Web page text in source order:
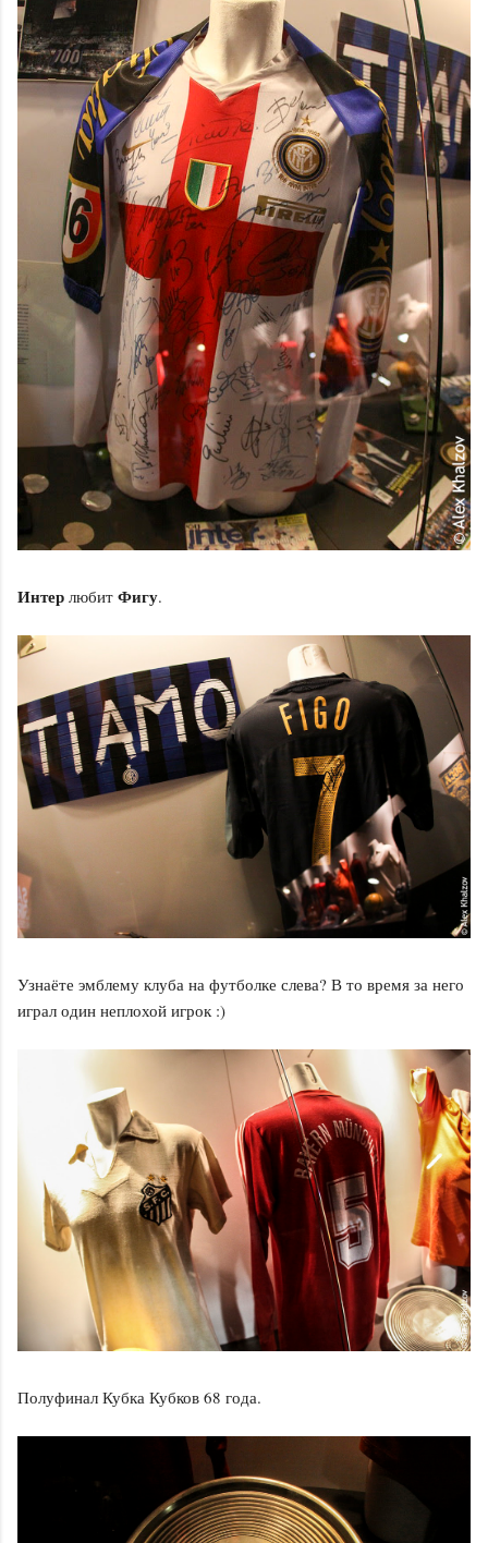
Интер любит Фигу.
Узнаёте эмблему клуба на футболке слева? В то время за него
играл один неплохой игрок :)
Полуфинал Кубка Кубков 68 года.